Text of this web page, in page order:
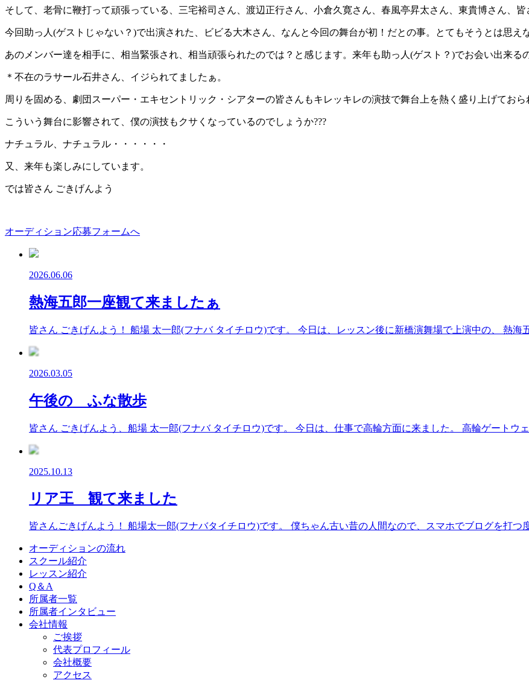
そして、老骨に鞭打って頑張っている、三宅裕司さん、渡辺正行さん、小倉久寛さん、春風亭昇太さん、東貴博さん、皆
今回助っ人(ゲストじゃない？)で出演された、ビビる大木さん、なんと今回の舞台が初！だとの事。とてもそうとは思え
あのメンバー達を相手に、相当緊張され、相当頑張られたのでは？と感じます。来年も助っ人(ゲスト？)でお会い出来る
＊不在のラサール石井さん、イジられてましたぁ。
周りを固める、劇団スーパー・エキセントリック・シアターの皆さんもキレッキレの演技で舞台上を熱く盛り上げておら
こういう舞台に影響されて、僕の演技もクサくなっているのでしょうか???
ナチュラル、ナチュラル・・・・・・
又、来年も楽しみにしています。
では皆さん ごきげんよう
オーディション応募フォームへ
2026.06.06
熱海五郎一座観て来ましたぁ
皆さん ごきげんよう！ 船場 太一郎(フナバ タイチロウ)です。 今日は、レッスン後に新橋演舞場で上演中の、 熱
2026.03.05
午後の ふな散歩
皆さん ごきげんよう、船場 太一郎(フナバ タイチロウ)です。 今日は、仕事で高輪方面に来ました。 高輪ゲート
2025.10.13
リア王 観て来ました
皆さんごきげんよう！ 船場太一郎(フナバタイチロウ)です。 僕ちゃん古い昔の人間なので、スマホでブログを打
オーディションの流れ
スクール紹介
レッスン紹介
Q＆A
所属者一覧
所属者インタビュー
会社情報
ご挨拶
代表プロフィール
会社概要
アクセス